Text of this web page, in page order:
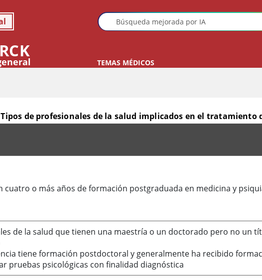
TEMAS MÉDICOS
Tipos de profesionales de la salud implicados en el tratamiento
cuatro o más años de formación postgraduada en medicina y
de la salud que tienen una maestría o un doctorado pero no un
tiene formación postdoctoral y generalmente ha recibido
pruebas psicológicas con finalidad diagnóstica